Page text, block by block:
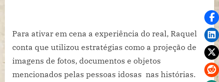
Para ativar em cena a experiência do real, Raquel
conta que utilizou estratégias como a projeção de
imagens de fotos, documentos e objetos
mencionados pelas pessoas idosas nas histórias.